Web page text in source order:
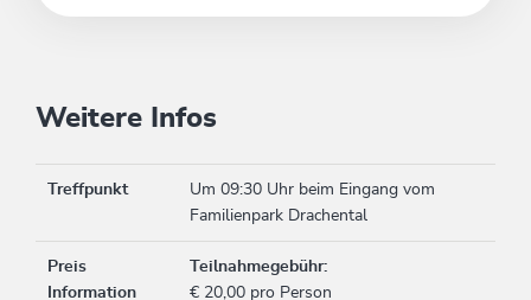
Weitere Infos
Treffpunkt
Um 09:30 Uhr beim Eingang vom
Familienpark Drachental
Preis
Information
Teilnahmegebühr:
€ 20,00 pro Person